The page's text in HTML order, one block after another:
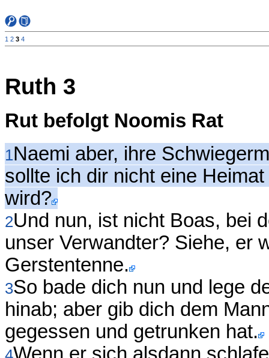
1 2 3 4
Ruth 3
Rut befolgt Noomis Rat
1Naemi aber, ihre
sollte ich dir nicht eine
wird?
2Und nun, ist nicht Boas, bei
unser Verwandter? Siehe, er
Gerstentenne.
3So bade dich nun und lege
hinab; aber gib dich dem
gegessen und getrunken hat.